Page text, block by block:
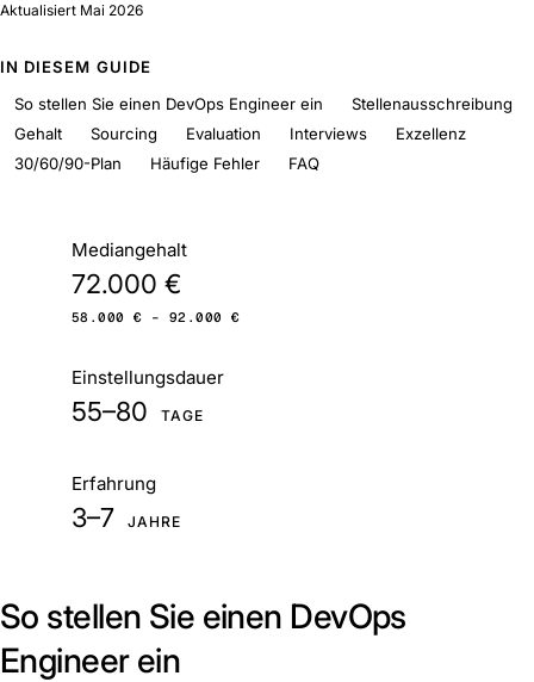
Aktualisiert Mai 2026
IN DIESEM GUIDE
So stellen Sie einen DevOps Engineer ein
Stellenausschreibung
Gehalt
Sourcing Evaluation Interviews
Exzellenz
30/60/90-Plan
Häufige Fehler FAQ
Mediangehalt
72.000 €
58.000 € – 92.000 €
Einstellungsdauer
55–80 TAGE
Erfahrung
3–7 JAHRE
So stellen Sie einen DevOps
Engineer ein